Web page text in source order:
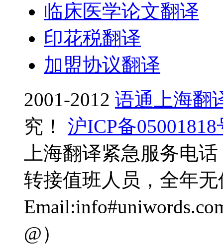
临床医学论文翻译
印花税翻译
加盟协议翻译
2001-2012 语通上海翻
究！
沪ICP备05001818
上海翻译紧急服务电
转接值班人员，全年无
@）